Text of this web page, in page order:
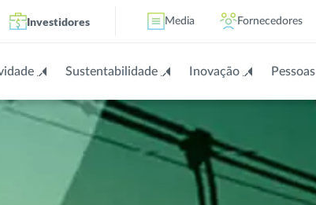
Investidores Media Fornecedores
Sustentabilidade Inovação Pessoas